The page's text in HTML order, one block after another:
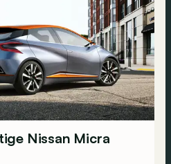
Nissan Micra